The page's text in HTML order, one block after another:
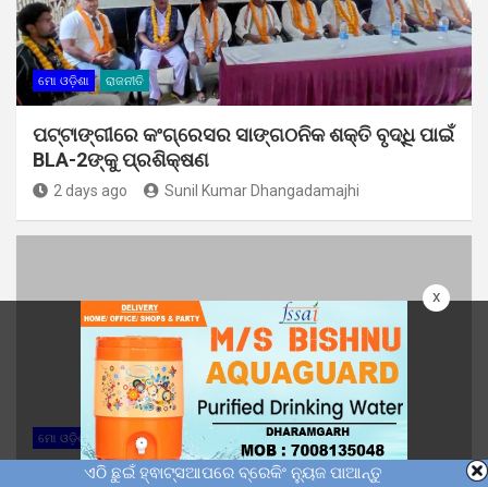
x
ମୋ ଓଡ଼ିଶା ରାଜନୀତି
ପଟ୍ଟାଙ୍ଗୀରେ କଂଗ୍ରେସର ସାଙ୍ଗଠନିକ ଶକ୍ତି ବୃଦ୍ଧି ପାଇଁ
BLA-2ଙ୍କୁ ପ୍ରଶିକ୍ଷଣ
2 days ago Sunil Kumar Dhangadamajhi
ମୋ ଓଡ଼ିଶା
ଏଠି ଛୁଇଁ ହ୍ଵାଟ୍ସଆପରେ ବ୍ରେକିଂ ନ୍ୟୁଜ ପାଆନ୍ତୁ